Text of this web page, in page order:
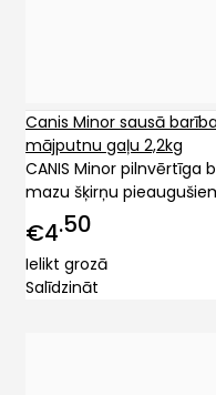
Canis Minor sausā
mājputnu gaļu 2,2kg
CANIS Minor pilnvērtīga
mazu šķirņu
€4 50
Ielikt grozā
Salīdzināt